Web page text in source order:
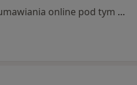
Specjalista nie oferuje umawiania online pod tym adresem.